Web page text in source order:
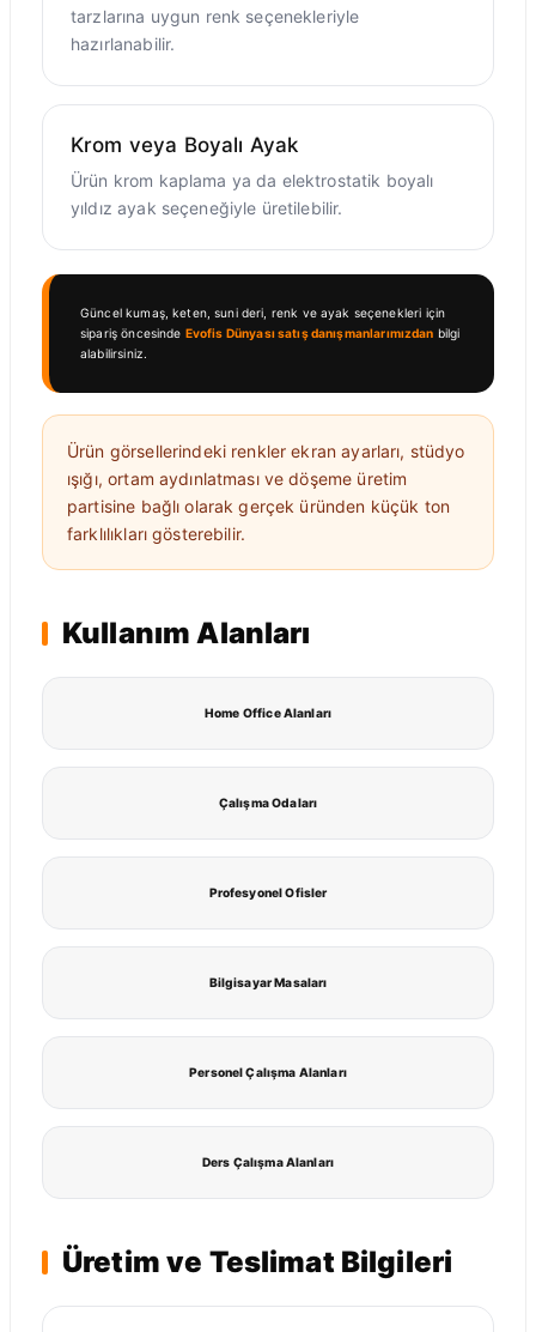
tarzlarına uygun renk seçenekleriyle
hazırlanabilir.
Krom veya Boyalı Ayak
Ürün krom kaplama ya da elektrostatik boyalı
yıldız ayak seçeneğiyle üretilebilir.
Güncel kumaş, keten, suni deri, renk ve ayak seçenekleri için
sipariş öncesinde Evofis Dünyası satış danışmanlarımızdan bilgi
alabilirsiniz.
Ürün görsellerindeki renkler ekran ayarları, stüdyo
ışığı, ortam aydınlatması ve döşeme üretim
partisine bağlı olarak gerçek üründen küçük ton
farklılıkları gösterebilir.
Kullanım Alanları
Home Office Alanları
Çalışma Odaları
Profesyonel Ofisler
Bilgisayar Masaları
Personel Çalışma Alanları
Ders Çalışma Alanları
Üretim ve Teslimat Bilgileri